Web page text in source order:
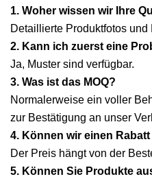
1. Woher wissen wir Ihre
Detaillierte Produktfotos
2. Kann ich zuerst eine
Ja, Muster sind verfügbar.
3. Was ist das MOQ?
Normalerweise ein voller
zur Bestätigung an unser
4. Können wir einen
Der Preis hängt von der
5. Können Sie Produkte